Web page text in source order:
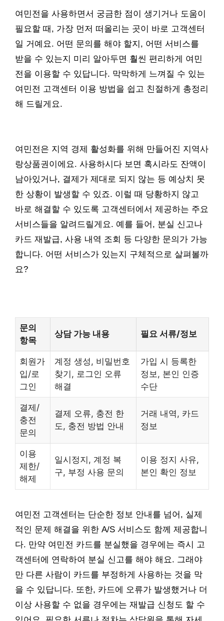
여민전을 사용하면서 궁금한 점이 생기거나 도움이
필요할 때, 가장 먼저 떠올리는 곳이 바로 고객센터
일 거예요. 어떤 문의를 해야 할지, 어떤 서비스를
받을 수 있는지 미리 알아두면 훨씬 편리하게 여민
전을 이용할 수 있답니다. 막막하게 느껴질 수 있는
여민전 고객센터 이용 방법을 쉽고 친절하게 총정리
해 드릴게요.
여민전은 지역 경제 활성화를 위해 만들어진 지역사
랑상품권이에요. 사용하시다 보면 혹시라도 잔액이
남아있거나, 결제가 제대로 되지 않는 등 예상치 못
한 상황이 발생할 수 있죠. 이럴 때 당황하지 않고
바로 해결할 수 있도록 고객센터에서 제공하는 주요
서비스들을 알려드릴게요. 예를 들어, 분실 신고나
카드 재발급, 사용 내역 조회 등 다양한 문의가 가능
합니다. 어떤 서비스가 있는지 구체적으로 살펴볼까
요?
문의
항목
상담 가능 내용 필요 서류/정보
회원가
입/로
그인
계정 생성, 비밀번호
찾기, 로그인 오류
해결
가입 시 등록한
정보, 본인 인증
수단
결제/
충전
문의
결제 오류, 충전 한
도, 충전 방법 안내
거래 내역, 카드
정보
이용
제한/
해제
일시정지, 계정 복
구, 부정 사용 문의
이용 정지 사유,
본인 확인 정보
여민전 고객센터는 단순한 정보 안내를 넘어, 실제
적인 문제 해결을 위한 A/S 서비스도 함께 제공합니
다. 만약 여민전 카드를 분실했을 경우에는 즉시 고
객센터에 연락하여 분실 신고를 해야 해요. 그래야
만 다른 사람이 카드를 부정하게 사용하는 것을 막
을 수 있답니다. 또한, 카드에 오류가 발생했거나 더
이상 사용할 수 없을 경우에는 재발급 신청도 할 수